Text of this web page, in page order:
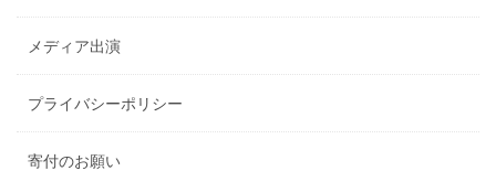
メディア出演
プライバシーポリシー
寄付のお願い